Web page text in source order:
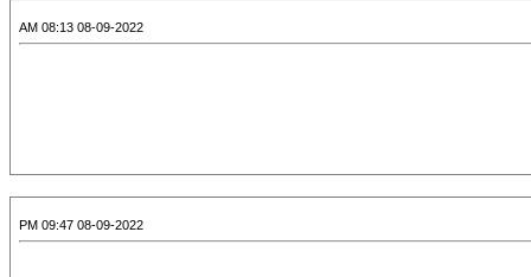
08-09-2022 08:13 AM
08-09-2022 09:47 PM